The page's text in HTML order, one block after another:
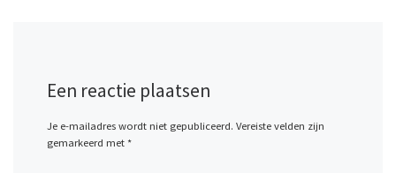
Een reactie plaatsen
Je e-mailadres wordt niet gepubliceerd. Vereiste velden zijn
gemarkeerd met *